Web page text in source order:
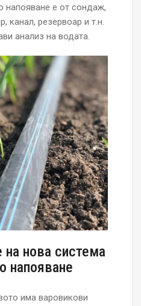
напояване е от сондаж,
канал, резервоар и т.н.
анализ на водата.
на нова система
напояване
има варовикови